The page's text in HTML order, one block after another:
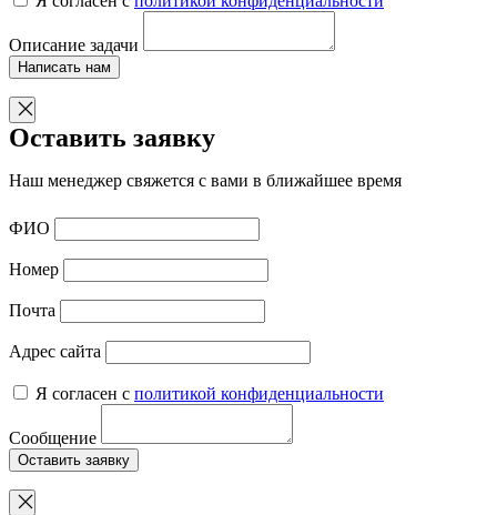
Описание задачи
Написать нам
Оставить заявку
Наш менеджер свяжется с вами в ближайшее время
ФИО
Номер
Почта
Адрес сайта
Я согласен с политикой конфиденциальности
Сообщение
Оставить заявку